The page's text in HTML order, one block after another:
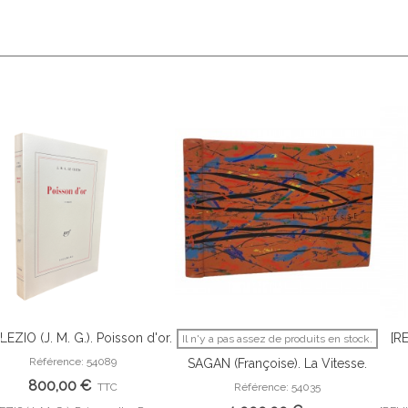
Ajouter Au Panier
(J. M. G.). Poisson d'or.
Roman.
Référence: 54089
800,00 € TTC
Afficher Plus
Il n'y a pas assez de produits en stock.
SAGAN (Françoise). La Vitesse.
Julius Baltazar.
Référence: 54035